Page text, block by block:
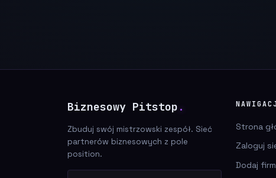
Biznesowy Pitstop .
Zbuduj swój mistrzowski zespół. Sieć
partnerów biznesowych z pole
position.
Strona
Zaloguj
Dodaj